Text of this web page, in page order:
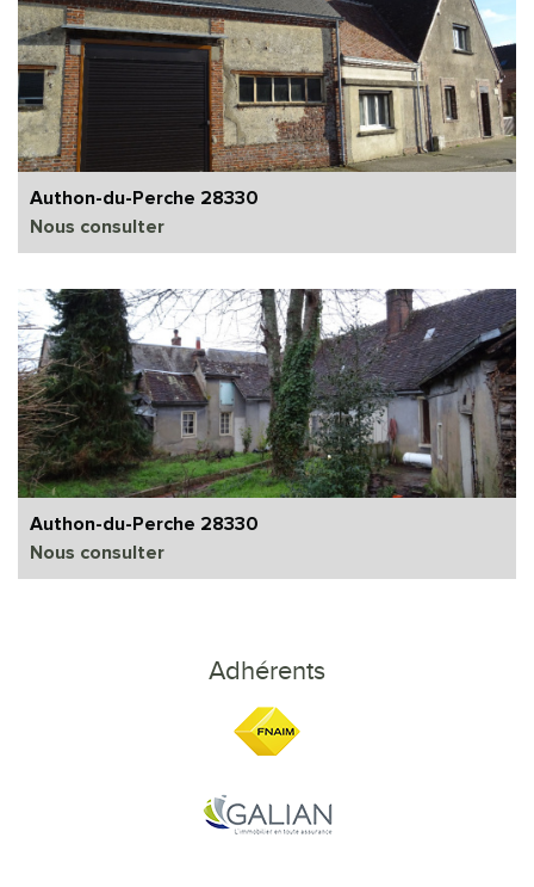
Authon-du-Perche 28330
Nous consulter
Authon-du-Perche 28330
Nous consulter
Adhérents